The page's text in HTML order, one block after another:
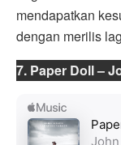
mendapatkan
dengan merilis
7. Paper Doll –